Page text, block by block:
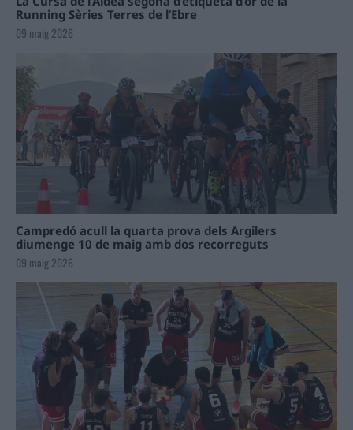
Running Sèries Terres de l’Ebre
09 maig 2026
Campredó acull la quarta prova dels Argilers
diumenge 10 de maig amb dos recorreguts
09 maig 2026